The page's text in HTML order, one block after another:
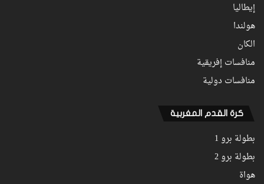
إيطاليا
هولندا
الكان
منافسات إفريقية
منافسات دولية
كرة القدم المغربية
بطولة برو 1
بطولة برو 2
هواة